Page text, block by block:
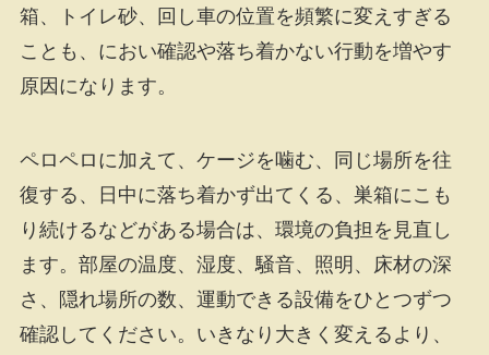
箱、トイレ砂、回し車の位置を頻繁に変えすぎる
ことも、におい確認や落ち着かない行動を増やす
原因になります。
ペロペロに加えて、ケージを噛む、同じ場所を往
復する、日中に落ち着かず出てくる、巣箱にこも
り続けるなどがある場合は、環境の負担を見直し
ます。部屋の温度、湿度、騒音、照明、床材の深
さ、隠れ場所の数、運動できる設備をひとつずつ
確認してください。いきなり大きく変えるより、